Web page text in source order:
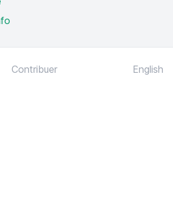
Contribuer English